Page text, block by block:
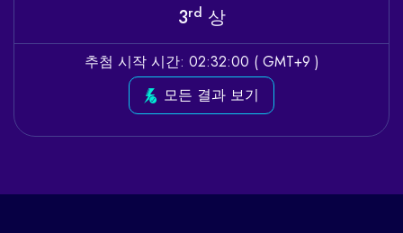
3rd 상
추첨 시작 시간: 02:32:00 ( GMT+9 )
모든 결과 보기